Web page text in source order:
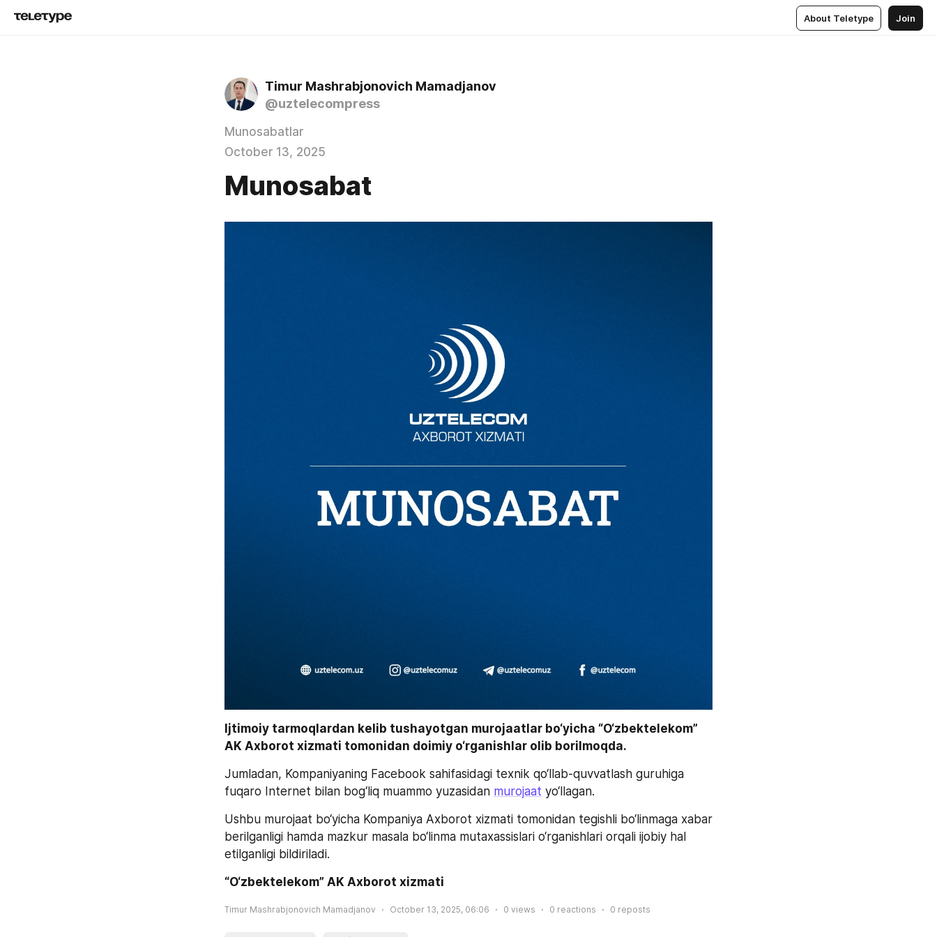
About Teletype Join
Timur Mashrabjonovich Mamadjanov
@uztelecompress
Munosabatlar
October 13, 2025
Munosabat
Ijtimoiy tarmoqlardan kelib tushayotgan murojaatlar bo‘yicha “O‘zbektelekom”
AK Axborot xizmati tomonidan doimiy o‘rganishlar olib borilmoqda.
Jumladan, Kompaniyaning Facebook sahifasidagi texnik qo‘llab-quvvatlash guruhiga
fuqaro Internet bilan bog‘liq muammo yuzasidan murojaat yo‘llagan.
Ushbu murojaat bo‘yicha Kompaniya Axborot xizmati tomonidan tegishli bo‘linmaga xabar
berilganligi hamda mazkur masala bo‘linma mutaxassislari o‘rganishlari orqali ijobiy hal
etilganligi bildiriladi.
“O‘zbektelekom” AK Axborot xizmati
Timur Mashrabjonovich Mamadjanov October 13, 2025, 06:06 0 views 0 reactions 0 reposts